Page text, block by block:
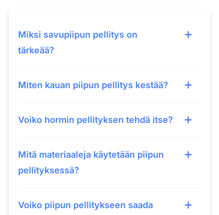
Miksi savupiipun pellitys on
tärkeää?
Miten kauan piipun pellitys kestää?
Voiko hormin pellityksen tehdä itse?
Mitä materiaaleja käytetään piipun
pellityksessä?
Voiko piipun pellitykseen saada